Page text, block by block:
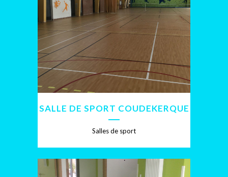
SALLE DE SPORT COUDEKERQUE
Salles de sport